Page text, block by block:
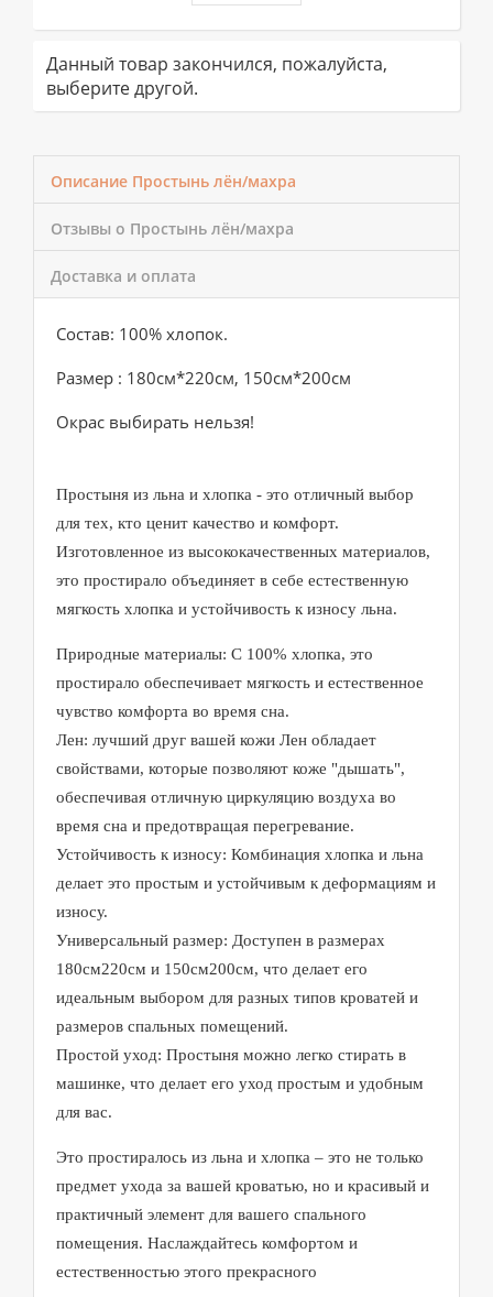
Данный товар закончился, пожалуйста,
выберите другой.
Описание Простынь лён/махра
Отзывы о Простынь лён/махра
Доставка и оплата
Состав: 100% хлопок.
Размер : 180см*220см, 150см*200см
Окрас выбирать нельзя!
Простыня из льна и хлопка - это отличный выбор
для тех, кто ценит качество и комфорт.
Изготовленное из высококачественных материалов,
это простирало объединяет в себе естественную
мягкость хлопка и устойчивость к износу льна.
Природные материалы: С 100% хлопка, это
простирало обеспечивает мягкость и естественное
чувство комфорта во время сна.
Лен: лучший друг вашей кожи Лен обладает
свойствами, которые позволяют коже "дышать",
обеспечивая отличную циркуляцию воздуха во
время сна и предотвращая перегревание.
Устойчивость к износу: Комбинация хлопка и льна
делает это простым и устойчивым к деформациям и
износу.
Универсальный размер: Доступен в размерах
180см220см и 150см200см, что делает его
идеальным выбором для разных типов кроватей и
размеров спальных помещений.
Простой уход: Простыня можно легко стирать в
машинке, что делает его уход простым и удобным
для вас.
Это простиралось из льна и хлопка – это не только
предмет ухода за вашей кроватью, но и красивый и
практичный элемент для вашего спального
помещения. Наслаждайтесь комфортом и
естественностью этого прекрасного